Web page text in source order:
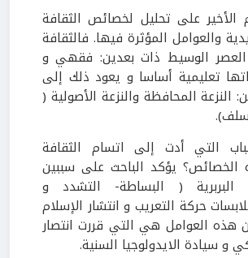
على تحليل لخصائص الثقافة
والعوامل المؤثرة فيها. فالثقافة
العصر الوسيط ذات بعدين: فقهي و
تعليمية أساسا و يعود ذلك إلى
النزعة المحافظة والنزعة الأصولية (
التي أدت إلى اتسام الثقافة
الخصائص؟ يؤكد الباحث على سببين
البربرية ( البساطة- التشدد و
حركة التعريب و انتشار الإسلام
هذه العوامل هي التي قررت انتصار
و سيادة الايدولوجيا السنية.